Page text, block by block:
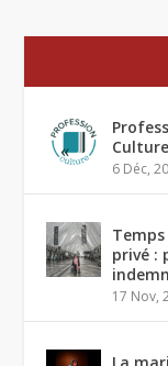
Culture
6 Déc,
privé :
17 Nov,